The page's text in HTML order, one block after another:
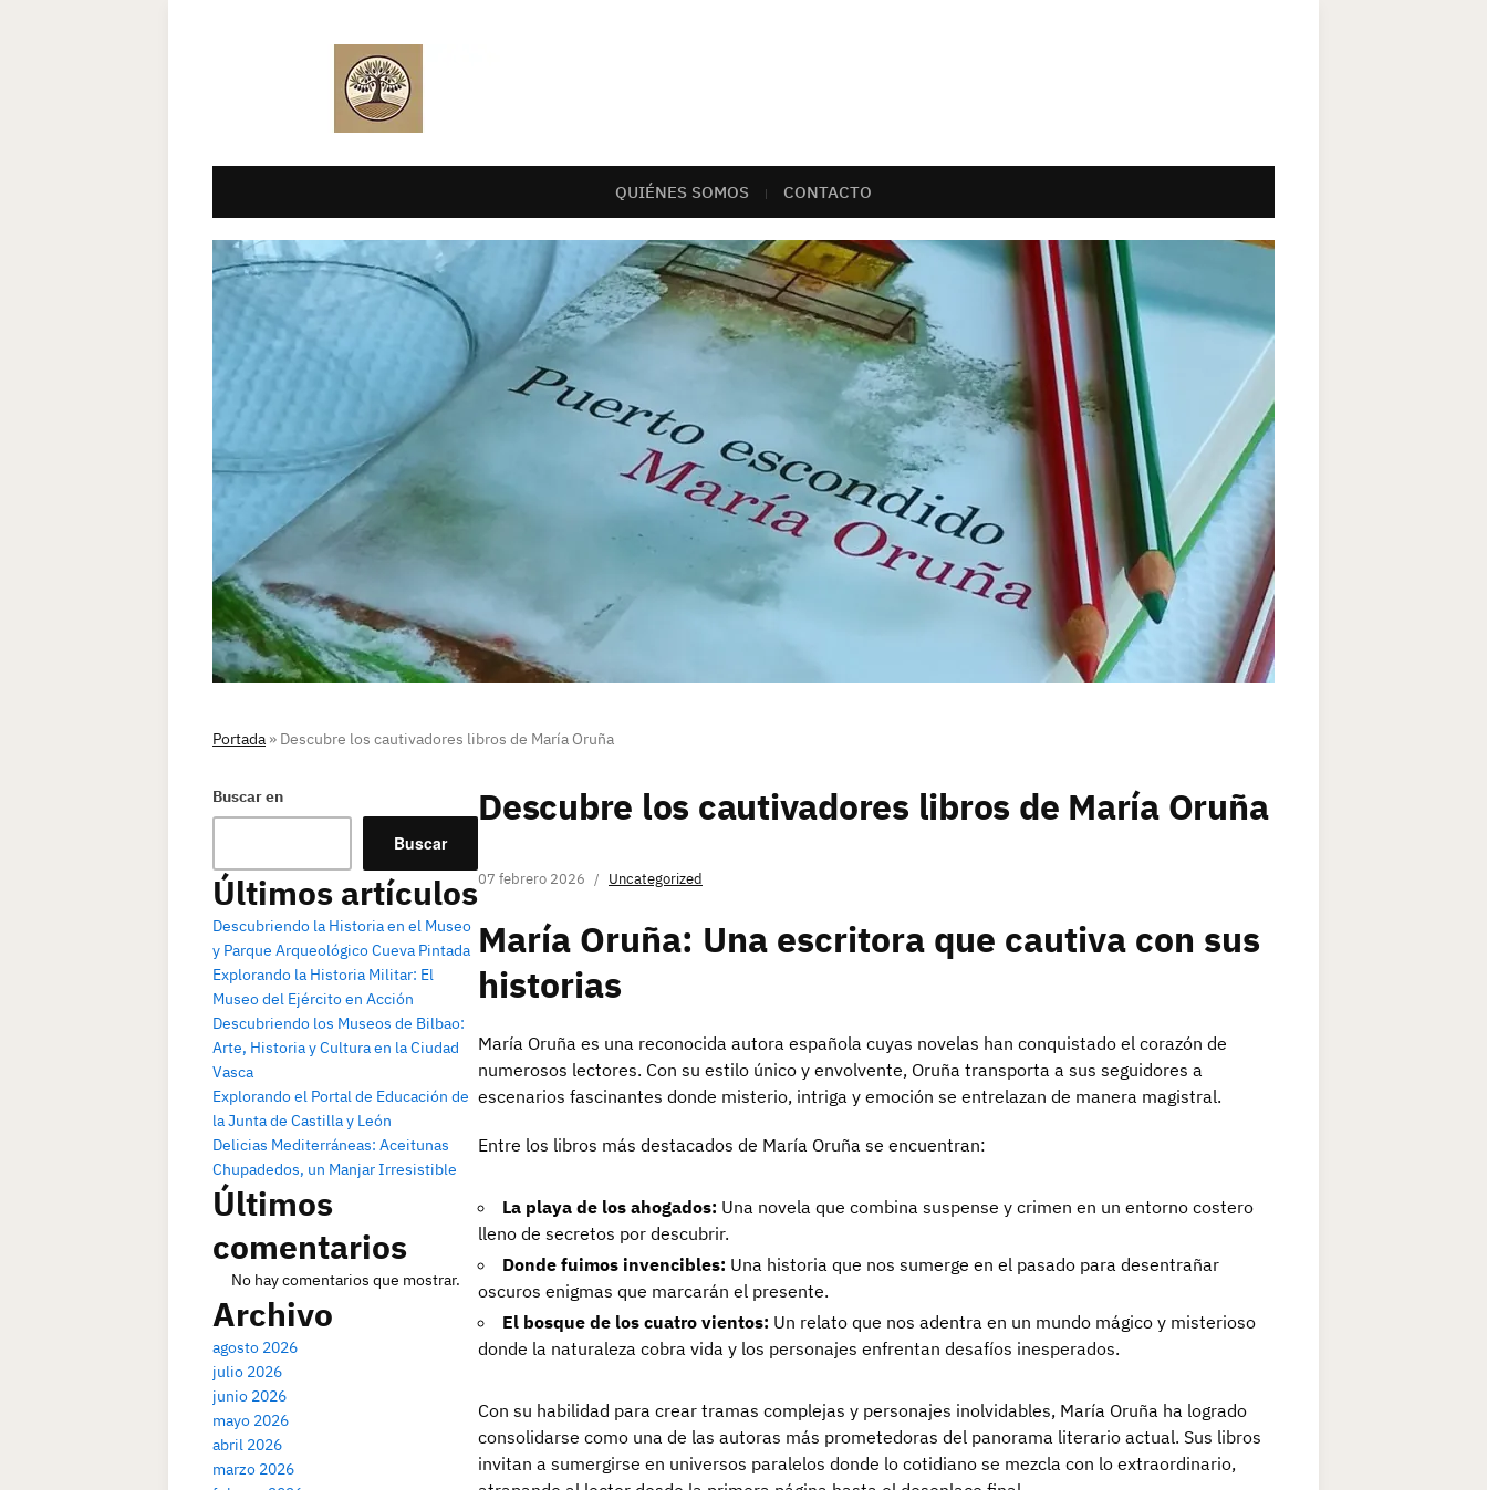
QUIÉNES SOMOS CONTACTO
Portada » Descubre los cautivadores libros de María Oruña
Buscar en
Buscar
Últimos artículos
Descubriendo la Historia en el Museo
y Parque Arqueológico Cueva Pintada
Explorando la Historia Militar: El
Museo del Ejército en Acción
Descubriendo los Museos de Bilbao:
Arte, Historia y Cultura en la Ciudad
Vasca
Explorando el Portal de Educación de
la Junta de Castilla y León
Delicias Mediterráneas: Aceitunas
Chupadedos, un Manjar Irresistible
Últimos
comentarios
No hay comentarios que mostrar.
Archivo
agosto 2026
julio 2026
junio 2026
mayo 2026
abril 2026
marzo 2026
Descubre los cautivadores libros de María Oruña
07 febrero 2026 Uncategorized
María Oruña: Una escritora que cautiva con sus
historias
María Oruña es una reconocida autora española cuyas novelas han conquistado el corazón de
numerosos lectores. Con su estilo único y envolvente, Oruña transporta a sus seguidores a
escenarios fascinantes donde misterio, intriga y emoción se entrelazan de manera magistral.
Entre los libros más destacados de María Oruña se encuentran:
La playa de los ahogados: Una novela que combina suspense y crimen en un entorno costero
lleno de secretos por descubrir.
Donde fuimos invencibles: Una historia que nos sumerge en el pasado para desentrañar
oscuros enigmas que marcarán el presente.
El bosque de los cuatro vientos: Un relato que nos adentra en un mundo mágico y misterioso
donde la naturaleza cobra vida y los personajes enfrentan desafíos inesperados.
Con su habilidad para crear tramas complejas y personajes inolvidables, María Oruña ha logrado
consolidarse como una de las autoras más prometedoras del panorama literario actual. Sus libros
invitan a sumergirse en universos paralelos donde lo cotidiano se mezcla con lo extraordinario,